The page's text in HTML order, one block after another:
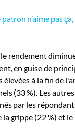
n’aime pas
rendement
en guise de
à la fin de
(33 %). Les
par les
grippe (22 %) et le